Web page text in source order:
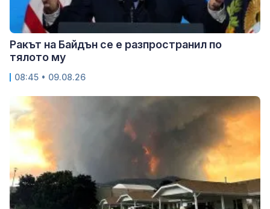
Ракът на Байдън се е разпространил по
тялото му
08:45 • 09.08.26